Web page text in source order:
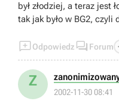
był złodziej, a teraz jest
tak jak było w BG2, czyli
Odpowiedz  Forum
Z
2002-11-30 08:41